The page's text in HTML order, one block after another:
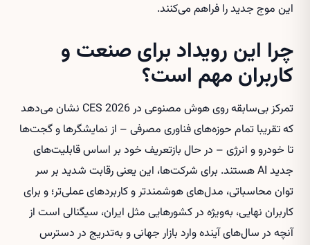
این موج جدید را فراهم می‌کنند.
چرا این رویداد برای صنعت و
کاربران مهم است؟
تمرکز بی‌سابقه روی هوش مصنوعی در CES 2026 نشان می‌دهد
که تقریبا تمام حوزه‌های فناوری مصرفی – از نمایشگرها و گجت‌ها
تا خودرو و انرژی – در حال بازتعریف خود بر اساس قابلیت‌های
جدید AI هستند. برای شرکت‌ها، این یعنی رقابت شدید بر سر
توان محاسباتی، مدل‌های هوشمندتر و کاربردهای عملی‌تر؛ و برای
کاربران نهایی، به‌ویژه در کشورهایی مثل ایران، سیگنالی است از
آنچه در سال‌های آینده وارد بازار جهانی و به‌تدریج در دسترس